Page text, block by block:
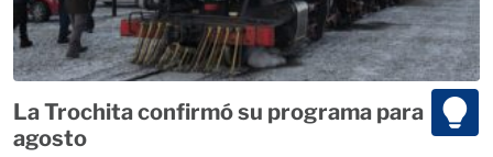
La Trochita confirmó su programa para
agosto